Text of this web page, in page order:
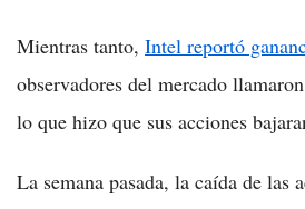
Mientras tanto, Intel reportó
observadores del mercado
lo que hizo que sus acciones
La semana pasada, la caída de las